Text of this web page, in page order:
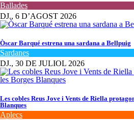
Ballades
DJ., 6 D’AGOST 2026
Òscar Barqué estrena una sardana a Bellpuig
Sardanes
DJ., 30 DE JULIOL 2026
Les cobles Reus Jove i Vents de Riella
Blanques
Aplecs